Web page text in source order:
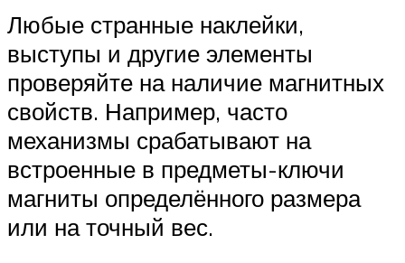
Любые странные наклейки,
выступы и другие элементы
проверяйте на наличие магнитных
свойств. Например, часто
механизмы срабатывают на
встроенные в предметы-ключи
магниты определённого размера
или на точный вес.